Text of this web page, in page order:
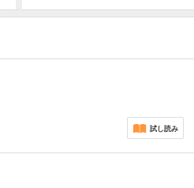
試し読み